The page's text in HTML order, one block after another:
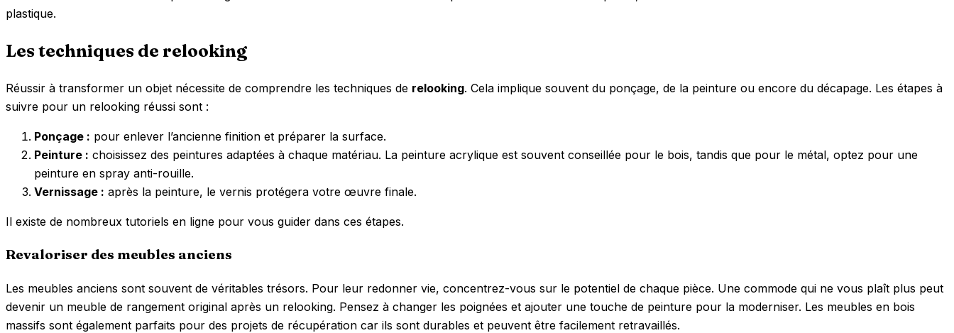
plastique.
Les techniques de relooking
Réussir à transformer un objet nécessite de comprendre les techniques de relooking. Cela implique souvent du ponçage, de la peinture ou encore du décapage. Les étapes à
suivre pour un relooking réussi sont :
Ponçage : pour enlever l’ancienne finition et préparer la surface.
Peinture : choisissez des peintures adaptées à chaque matériau. La peinture acrylique est souvent conseillée pour le bois, tandis que pour le métal, optez pour une
peinture en spray anti-rouille.
Vernissage : après la peinture, le vernis protégera votre œuvre finale.
Il existe de nombreux tutoriels en ligne pour vous guider dans ces étapes.
Revaloriser des meubles anciens
Les meubles anciens sont souvent de véritables trésors. Pour leur redonner vie, concentrez-vous sur le potentiel de chaque pièce. Une commode qui ne vous plaît plus peut
devenir un meuble de rangement original après un relooking. Pensez à changer les poignées et ajouter une touche de peinture pour la moderniser. Les meubles en bois
massifs sont également parfaits pour des projets de récupération car ils sont durables et peuvent être facilement retravaillés.